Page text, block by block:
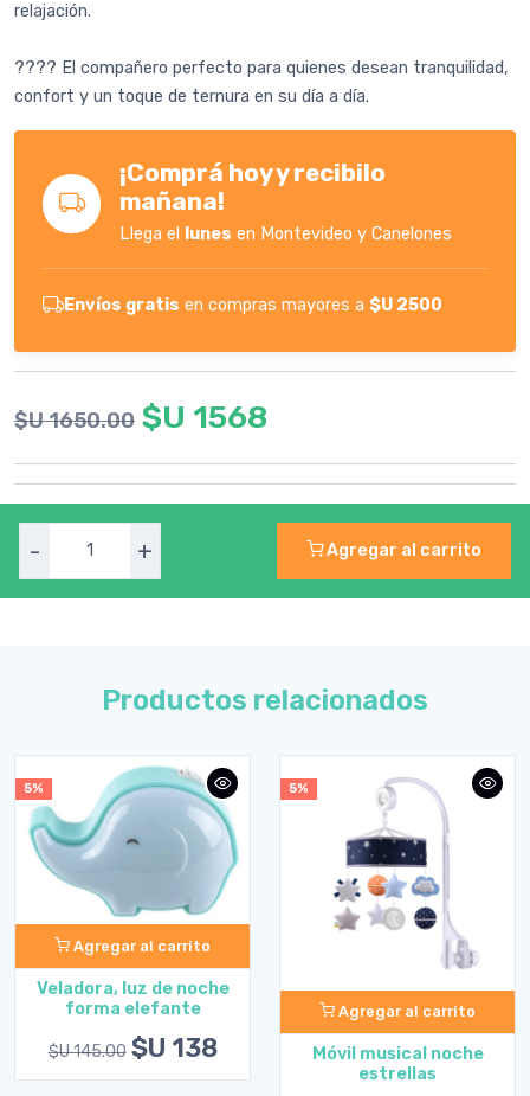
relajación.
???? El compañero perfecto para quienes desean tranquilidad,
confort y un toque de ternura en su día a día.
¡Comprá hoy y recibilo
mañana!
Llega el lunes en Montevideo y Canelones
Envíos gratis en compras mayores a $U 2500
$U 1650.00 $U 1568
- + Agregar al carrito
Productos relacionados
5%
Agregar al carrito
Veladora, luz de noche
forma elefante
$U 145.00 $U 138
5%
Agregar al carrito
Móvil musical noche
estrellas